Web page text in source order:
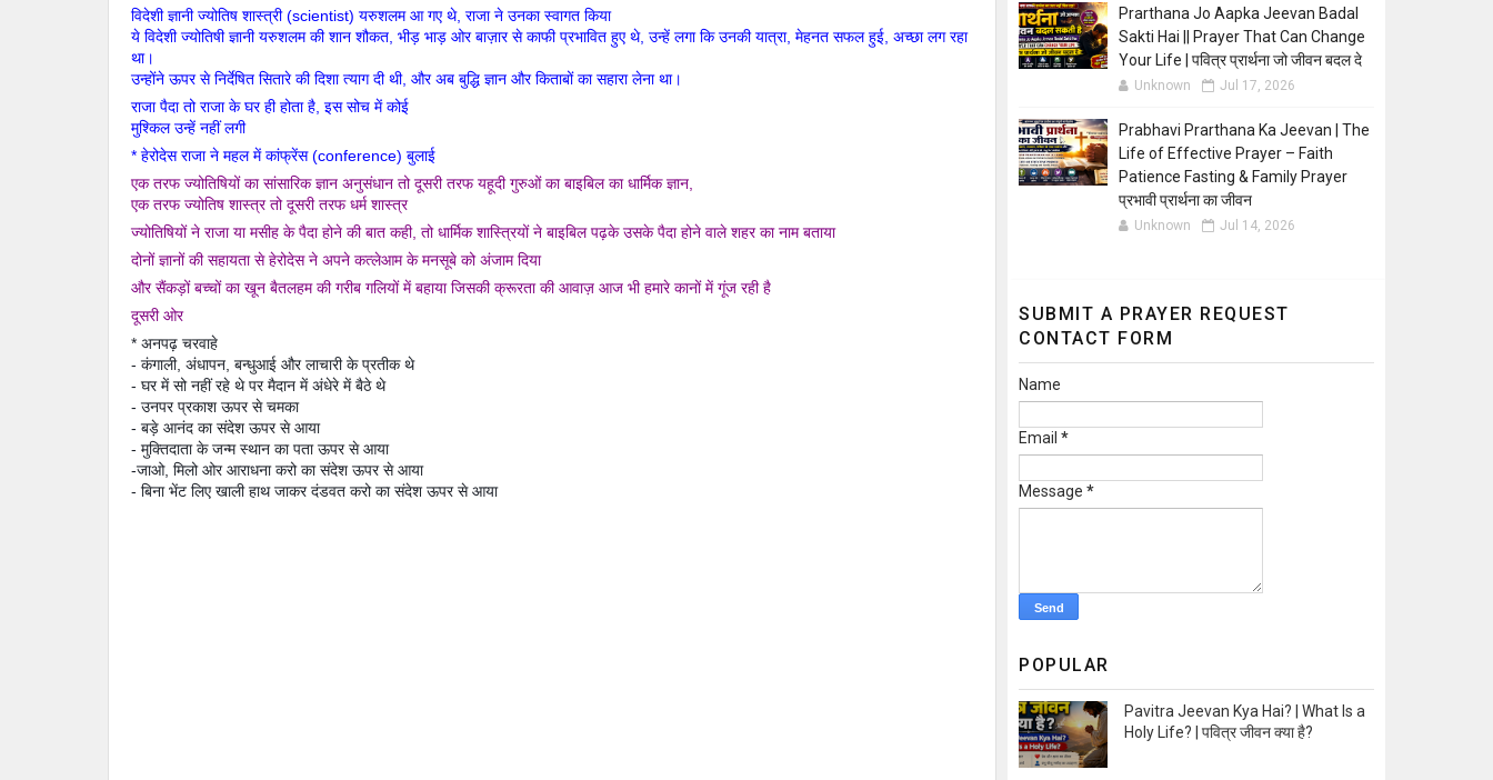
विदेशी ज्ञानी ज्योतिष शास्त्री (scientist) यरुशलम आ गए थे, राजा ने उनका स्वागत किया
ये विदेशी ज्योतिषी ज्ञानी यरुशलम की शान शौकत, भीड़ भाड़ ओर बाज़ार से काफी प्रभावित हुए थे, उन्हें लगा कि उनकी यात्रा, मेहनत सफल हुई, अच्छा लग रहा
था।
उन्होंने ऊपर से निर्देषित सितारे की दिशा त्याग दी थी, और अब बुद्धि ज्ञान और किताबों का सहारा लेना था।
राजा पैदा तो राजा के घर ही होता है, इस सोच में कोई
मुश्किल उन्हें नहीं लगी
* हेरोदेस राजा ने महल में कांफ्रेंस (conference) बुलाई
एक तरफ ज्योतिषियों का सांसारिक ज्ञान अनुसंधान तो दूसरी तरफ यहूदी गुरुओं का बाइबिल का धार्मिक ज्ञान,
एक तरफ ज्योतिष शास्त्र तो दूसरी तरफ धर्म शास्त्र
ज्योतिषियों ने राजा या मसीह के पैदा होने की बात कही, तो धार्मिक शास्त्रियों ने बाइबिल पढ़के उसके पैदा होने वाले शहर का नाम बताया
दोनों ज्ञानों की सहायता से हेरोदेस ने अपने कत्लेआम के मनसूबे को अंजाम दिया
और सैंकड़ों बच्चों का खून बैतलहम की गरीब गलियों में बहाया जिसकी क्रूरता की आवाज़ आज भी हमारे कानों में गूंज रही है
दूसरी ओर
* अनपढ़ चरवाहे
- कंगाली, अंधापन, बन्धुआई और लाचारी के प्रतीक थे
- घर में सो नहीं रहे थे पर मैदान में अंधेरे में बैठे थे
- उनपर प्रकाश ऊपर से चमका
- बड़े आनंद का संदेश ऊपर से आया
- मुक्तिदाता के जन्म स्थान का पता ऊपर से आया
-जाओ, मिलो ओर आराधना करो का संदेश ऊपर से आया
- बिना भेंट लिए खाली हाथ जाकर दंडवत करो का संदेश ऊपर से आया
Prarthana Jo Aapka Jeevan Badal
Sakti Hai || Prayer That Can Change
Your Life | पवित्र प्रार्थना जो जीवन बदल दे
Unknown Jul 17, 2026
Prabhavi Prarthana Ka Jeevan | The
Life of Effective Prayer – Faith
Patience Fasting & Family Prayer
प्रभावी प्रार्थना का जीवन
Unknown Jul 14, 2026
SUBMIT A PRAYER REQUEST
CONTACT FORM
Name
Email *
Message *
POPULAR
Pavitra Jeevan Kya Hai? | What Is a
Holy Life? | पवित्र जीवन क्या है?